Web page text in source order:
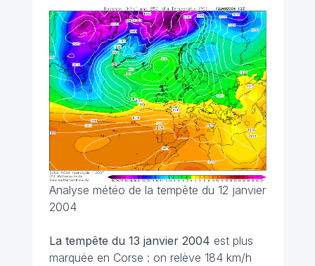
Analyse météo de la tempête du 12 janvier
2004
La tempête du 13 janvier 2004 est plus
marquée en Corse : on relève 184 km/h